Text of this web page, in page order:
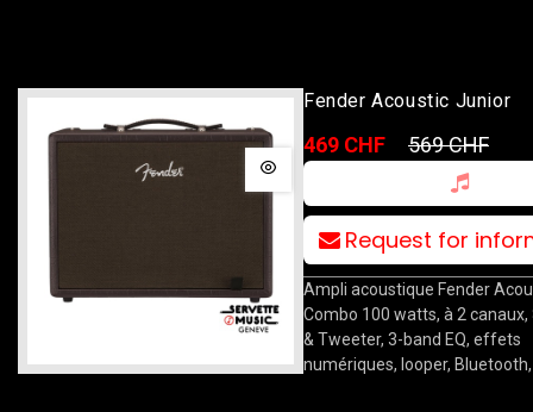
Fender Acoustic Junior
469 CHF 569 CHF
Request for
Ampli acoustique Fender
Combo 100 watts, à 2
& Tweeter, 3-band EQ, effets
numériques, looper, Bluetooth,